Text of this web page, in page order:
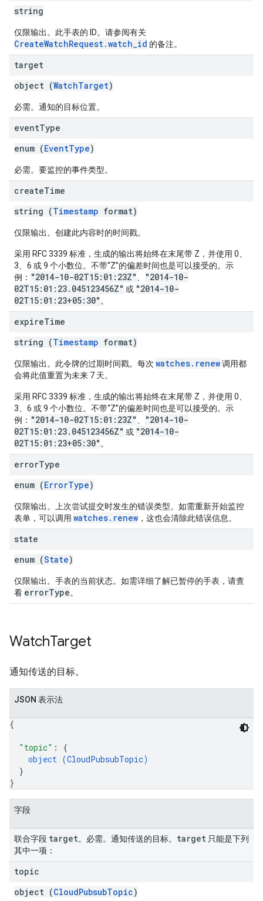
string
仅限输出。此手表的 ID。请参阅有关
CreateWatchRequest.watch_id 的备注。
target
object (WatchTarget)
必需。通知的目标位置。
eventType
enum (EventType)
必需。要监控的事件类型。
createTime
string (Timestamp format)
仅限输出。创建此内容时的时间戳。
采用 RFC 3339 标准，生成的输出将始终在末尾带 Z，并使用 0、
3、6 或 9 个小数位。不带“Z”的偏差时间也是可以接受的。示
例： "2014-10-02T15:01:23Z"
"2014-10-
02T15:01:23.045123456Z" 或 "2014-10-
02T15:01:23+05:30" 。
expireTime
string (Timestamp format)
仅限输出。此令牌的过期时间戳。每次 watches.renew调用都
会将此值重置为未来 7 天。
采用 RFC 3339 标准，生成的输出将始终在末尾带 Z，并使用 0、
3、6 或 9 个小数位。不带“Z”的偏差时间也是可以接受的。示
例： "2014-10-02T15:01:23Z"
"2014-10-
02T15:01:23.045123456Z" 或 "2014-10-
02T15:01:23+05:30" 。
errorType
enum (ErrorType)
仅限输出。上次尝试提交时发生的错误类型。如需重新开始监控
表单，可以调用 watches.renew ，这也会清除此错误信息。
state
enum (State)
仅限输出。手表的当前状态。如需详细了解已暂停的手表，请查
看 errorType。
WatchTarget
通知传送的目标。
JSON 表示法
{
"topic" : {
object (CloudPubsubTopic)
}
}
字段
联合字段 target。必需。通知传送的目标。 target 只能是下列
其中一项：
topic
object (CloudPubsubTopic)